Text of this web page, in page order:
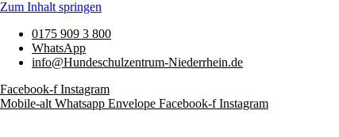
Zum Inhalt springen
0175 909 3 800
WhatsApp
info@Hundeschulzentrum-Niederrhein.de
Facebook-f Instagram
Mobile-alt Whatsapp Envelope Facebook-f Instagram